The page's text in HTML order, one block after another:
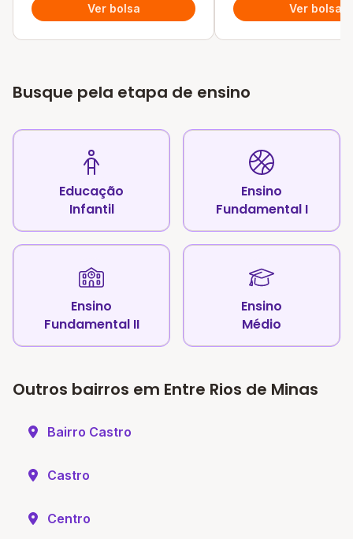
Ver bolsa Ver bolsa
Busque pela etapa de ensino
Educação
Infantil
Ensino
Fundamental I
Ensino
Fundamental II
Ensino
Médio
Outros bairros em Entre Rios de Minas
Bairro Castro
Castro
Centro